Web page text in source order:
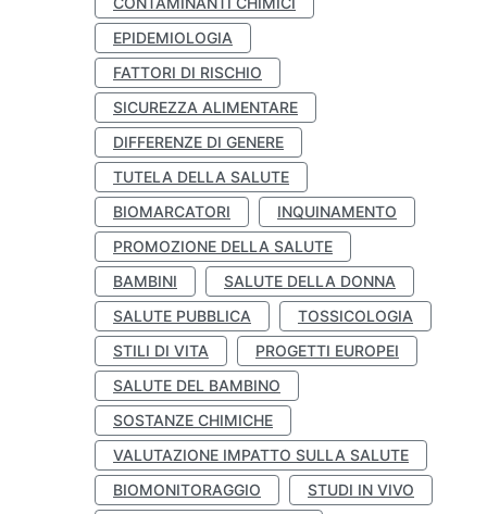
EPIDEMIOLOGIA
FATTORI DI RISCHIO
SICUREZZA ALIMENTARE
DIFFERENZE DI GENERE
TUTELA DELLA SALUTE
BIOMARCATORI
INQUINAMENTO
PROMOZIONE DELLA SALUTE
BAMBINI
SALUTE DELLA DONNA
SALUTE PUBBLICA
TOSSICOLOGIA
STILI DI VITA
PROGETTI EUROPEI
SALUTE DEL BAMBINO
SOSTANZE CHIMICHE
VALUTAZIONE IMPATTO SULLA SALUTE
BIOMONITORAGGIO
STUDI IN VIVO